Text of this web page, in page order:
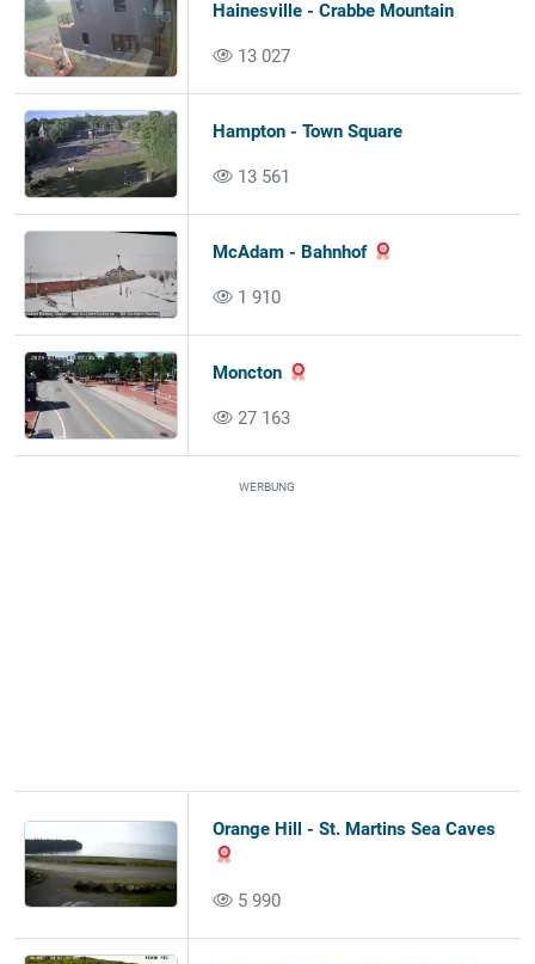
Hainesville - Crabbe Mountain
13 027
Hampton - Town Square
13 561
McAdam - Bahnhof
1 910
Moncton
27 163
WERBUNG
Orange Hill - St. Martins Sea Caves
5 990